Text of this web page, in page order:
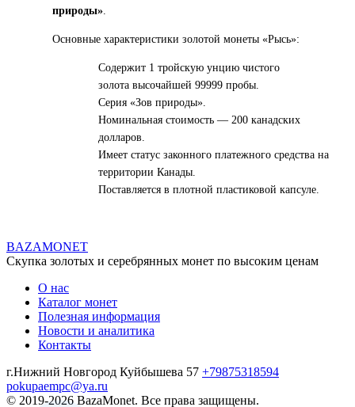
природы»
Основные характеристики золотой монеты «Рысь»:
Содержит 1 тройскую унцию чистого
золота высочайшей 99999 пробы.
Серия «Зов природы».
Номинальная стоимость — 200 канадских
долларов.
Имеет статус законного платежного средства на
территории Канады.
Поставляется в плотной пластиковой капсуле.
BAZAMONET
Скупка золотых и серебрянных монет по высоким ценам
О нас
Каталог монет
Полезная информация
Новости и аналитика
Контакты
г.Нижний Новгород Куйбышева 57 +79875318594
pokupaempc@ya.ru
© 2019-2026 BazaMonet. Все права защищены.